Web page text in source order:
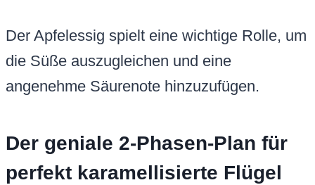
Der Apfelessig spielt eine wichtige Rolle, um
die Süße auszugleichen und eine
angenehme Säurenote hinzuzufügen.
Der geniale 2-Phasen-Plan für
perfekt karamellisierte Flügel